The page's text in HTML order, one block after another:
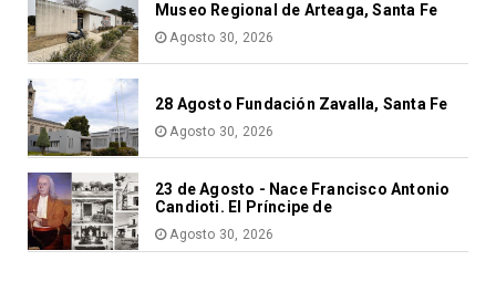
Museo Regional de Arteaga, Santa Fe
Agosto 30, 2026
28 Agosto Fundación Zavalla, Santa Fe
Agosto 30, 2026
23 de Agosto - Nace Francisco Antonio
Candioti. El Príncipe de
Agosto 30, 2026